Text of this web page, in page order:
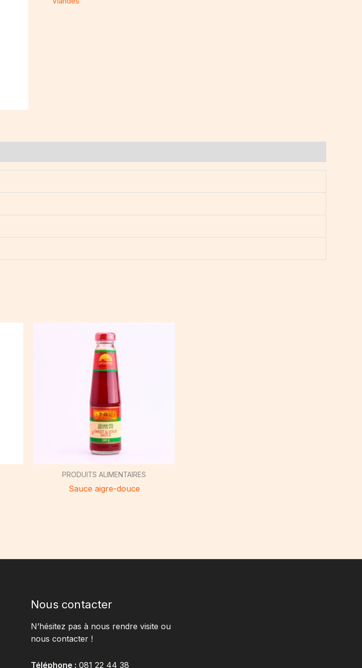
PRODUITS ALIMENTAIRES
Sauce aigre-douce
Nous contacter
N’hésitez pas à nous rendre visite ou
nous contacter !
Téléphone : 081 22 44 38